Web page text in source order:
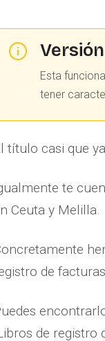
Esta
tener
título casi que
te
Ceuta y Melilla.
de
de registro